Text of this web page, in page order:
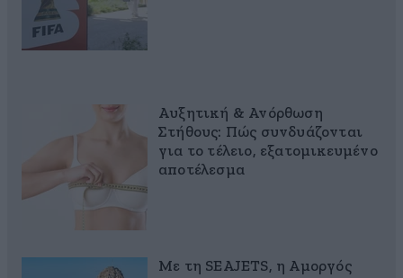
Αυξητική & Ανόρθωση
Στήθους: Πώς συνδυάζονται
για το τέλειο, εξατομικευμένο
αποτέλεσμα
Με τη SEAJETS, η Αμοργός